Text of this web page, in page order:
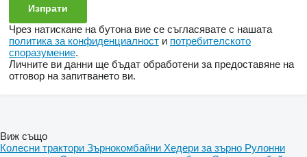
Чрез натискане на бутона вие се съгласявате с нашата
политика за конфиденциалност и потребителското
споразумение.
Личните ви данни ще бъдат обработени за предоставяне на
отговор на запитването ви.
Виж също
Колесни трактори Зърнокомбайни Хедери за зърно Рулонни